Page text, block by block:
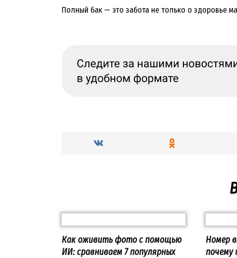
Полный бак — это забота не только о здоровье
Как оживить фото с помощью
ИИ: сравниваем 7 популярных
Номер
почему